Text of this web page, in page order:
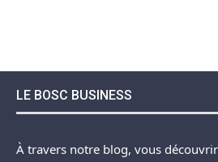
LE BOSC BUSINESS
À travers notre blog, vous